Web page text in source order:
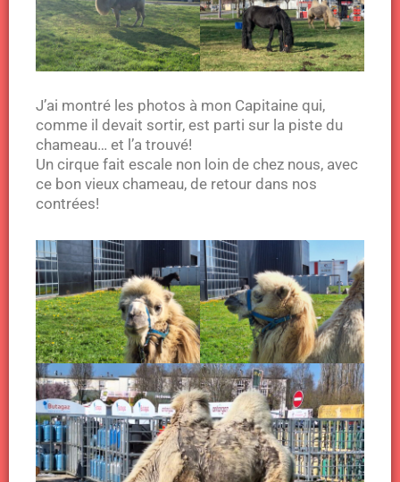
J’ai montré les photos à mon Capitaine qui,
comme il devait sortir, est parti sur la piste du
chameau… et l’a trouvé!
Un cirque fait escale non loin de chez nous, avec
ce bon vieux chameau, de retour dans nos
contrées!